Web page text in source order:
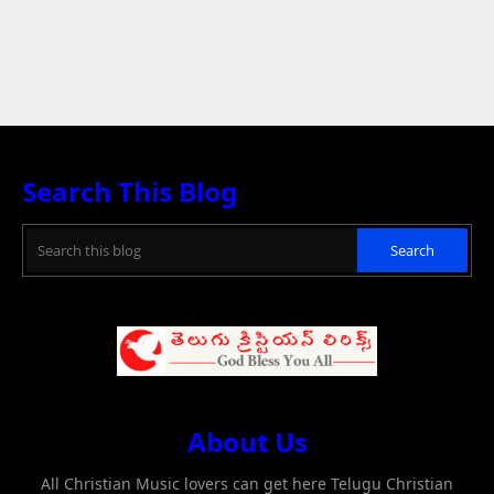
Search This Blog
About Us
All Christian Music lovers can get here Telugu Christian